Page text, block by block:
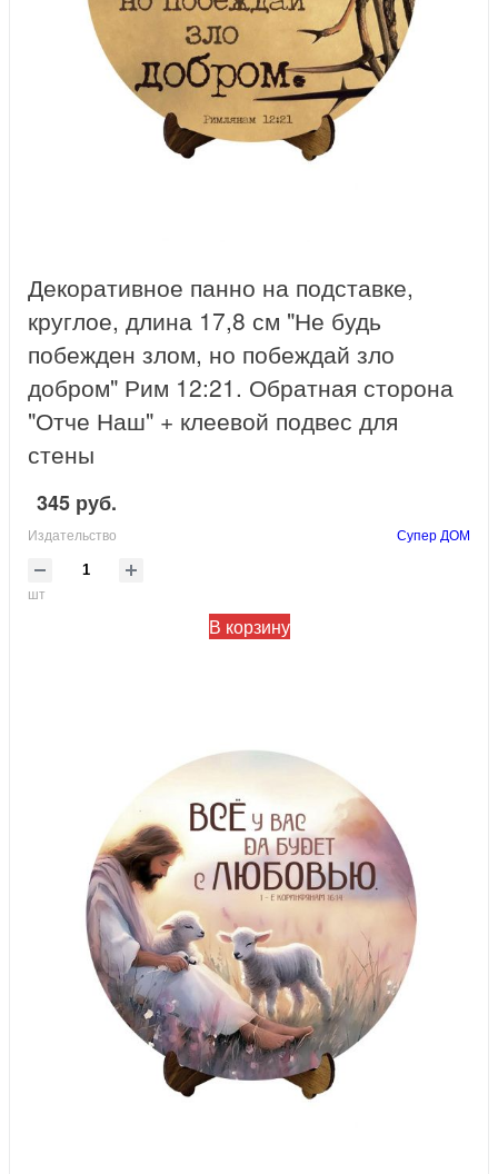
Декоративное панно на подставке,
круглое, длина 17,8 см "Не будь
побежден злом, но побеждай зло
добром" Рим 12:21. Обратная сторона
"Отче Наш" + клеевой подвес для
стены
345 руб.
Издательство Супер ДОМ
шт
В корзину